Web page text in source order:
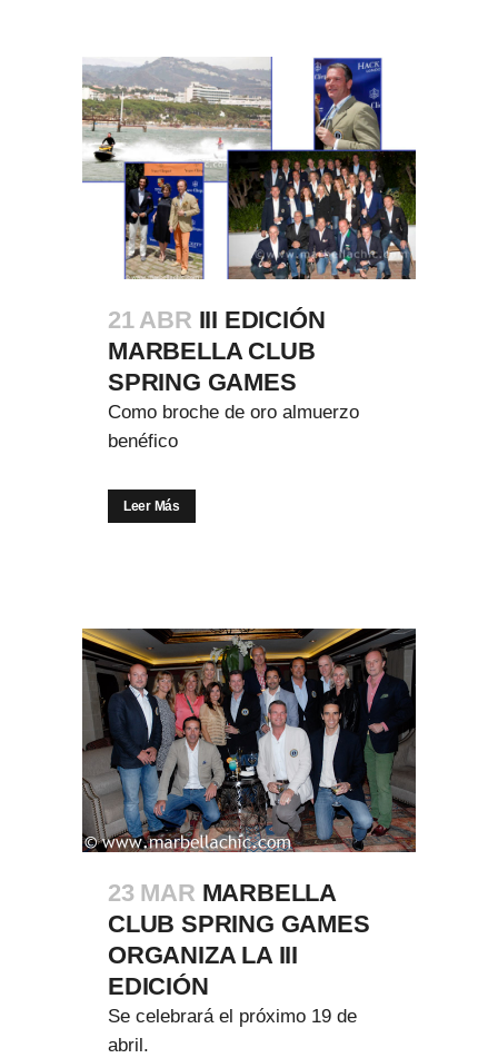
21 ABR III EDICIÓN
MARBELLA CLUB
SPRING GAMES
Como broche de oro almuerzo
benéfico
Leer Más
23 MAR MARBELLA
CLUB SPRING GAMES
ORGANIZA LA III
EDICIÓN
Se celebrará el próximo 19 de
abril.